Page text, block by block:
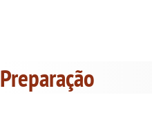
Preparação